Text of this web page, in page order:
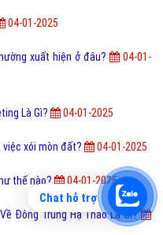
04-01-2025
xuất hiện ở đâu?
04-01-
Là Gì? 04-01-2025
xói mòn đất? 04-01-2025
thế nào? 04-01-2025
Đông Trùng Hạ Thảo Là Gì?
Chat hỗ trợ